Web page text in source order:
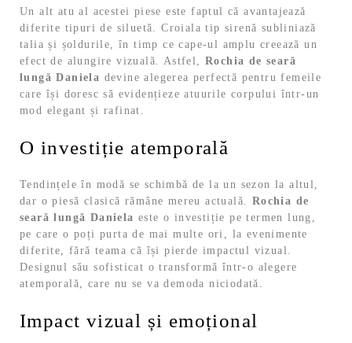
Un alt atu al acestei piese este faptul că avantajează
diferite tipuri de siluetă. Croiala tip sirenă subliniază
talia și șoldurile, în timp ce cape-ul amplu creează un
efect de alungire vizuală. Astfel, Rochia de seară
lungă Daniela devine alegerea perfectă pentru femeile
care își doresc să evidențieze atuurile corpului într-un
mod elegant și rafinat.
O investiție atemporală
Tendințele în modă se schimbă de la un sezon la altul,
dar o piesă clasică rămâne mereu actuală. Rochia de
seară lungă Daniela este o investiție pe termen lung,
pe care o poți purta de mai multe ori, la evenimente
diferite, fără teama că își pierde impactul vizual.
Designul său sofisticat o transformă într-o alegere
atemporală, care nu se va demoda niciodată.
Impact vizual și emoțional